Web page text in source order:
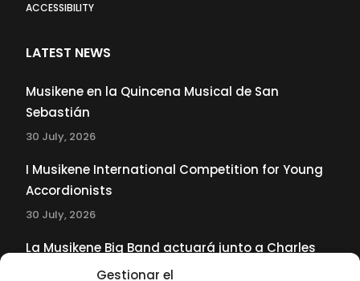
Gestionar el
ACCESSIBILITY
LATEST NEWS
Musikene en la Quincena Musical de San
Sebastián
30 July, 2026
I Musikene International Competition for Young
Accordionists
30 July, 2026
La Musikene Big Band actuará junto a Charles
Tolliver en el 61 Jazzaldia